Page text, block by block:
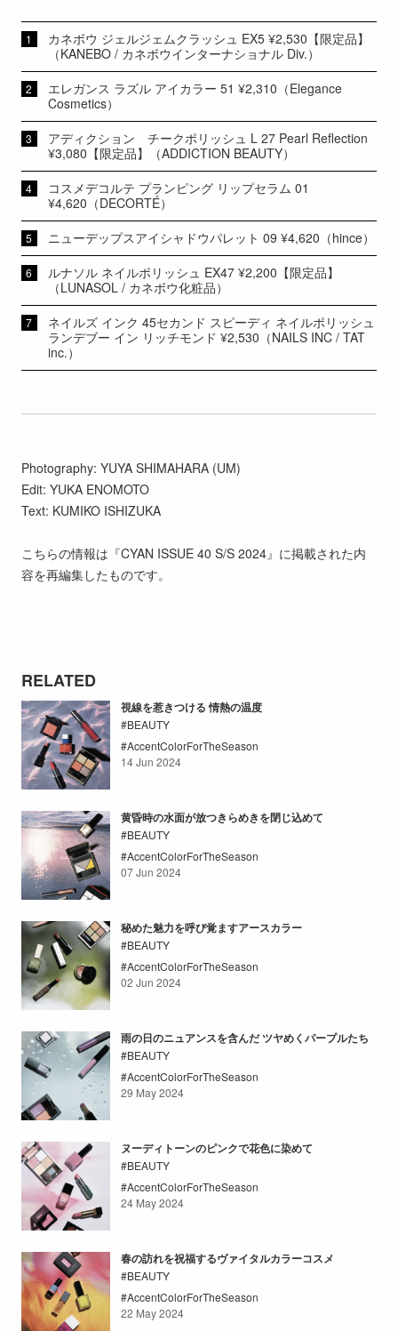
カネボウ ジェルジェムクラッシュ EX5 ¥2,530【限定品】
（KANEBO / カネボウインターナショナル Div.）
エレガンス ラズル アイカラー 51 ¥2,310（Elegance
Cosmetics）
アディクション チークポリッシュ L 27 Pearl Reflection
¥3,080【限定品】（ADDICTION BEAUTY）
コスメデコルテ プランピング リップセラム 01
¥4,620（DECORTÉ）
ニューデップスアイシャドウパレット 09 ¥4,620（hince）
ルナソル ネイルポリッシュ EX47 ¥2,200【限定品】
（LUNASOL / カネボウ化粧品）
ネイルズ インク 45セカンド スピーディ ネイルポリッシュ
ランデブー イン リッチモンド ¥2,530（NAILS INC / TAT
inc.）
Photography: YUYA SHIMAHARA (UM)
Edit: YUKA ENOMOTO
Text: KUMIKO ISHIZUKA
こちらの情報は『CYAN ISSUE 40 S/S 2024』に掲載された内
容を再編集したものです。
RELATED
視線を惹きつける 情熱の温度
BEAUTY
AccentColorForTheSeason
14 Jun 2024
黄昏時の水面が放つきらめきを閉じ込めて
BEAUTY
AccentColorForTheSeason
07 Jun 2024
秘めた魅力を呼び覚ますアースカラー
BEAUTY
AccentColorForTheSeason
02 Jun 2024
雨の日のニュアンスを含んだ ツヤめくパープルたち
BEAUTY
AccentColorForTheSeason
29 May 2024
ヌーディトーンのピンクで花色に染めて
BEAUTY
AccentColorForTheSeason
24 May 2024
春の訪れを祝福するヴァイタルカラーコスメ
BEAUTY
AccentColorForTheSeason
22 May 2024